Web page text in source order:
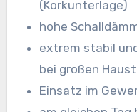
(Korkunterlage)
hohe
extrem stabil
bei großen
Einsatz im